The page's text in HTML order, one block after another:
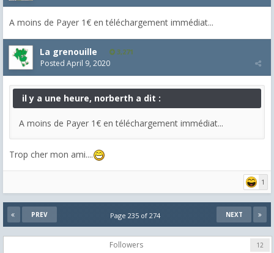
A moins de Payer 1€ en téléchargement immédiat...
La grenouille 3,271
Posted April 9, 2020
il y a une heure, norberth a dit :
A moins de Payer 1€ en téléchargement immédiat...
Trop cher mon ami....
1
PREV NEXT
Page 235 of 274
Followers 12